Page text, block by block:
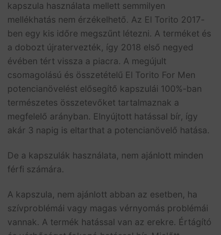
kapszula használata mellett semmilyen
mellékhatás nem érzékelhető. Az El Torito 2017-
ben egy kis időre megszűnt létezni. A terméket és
a dobozt újratervezték, így 2018 első negyed
évében tért vissza a piacra. A megújult
csomagolású és összetételű El Torito For Men
potencianövelést elősegítő kapszulái 100%-ban
természetes összetevőket tartalmaznak a
megfelelő arányban. Elnyújtott hatással bír, így
akár 3 napig is eltarthat a potencianövelő hatása.
De a kapszulák használata, nem ajánlott minden
férfi számára.
A kapszula, nem ajánlott abban az esetben, ha
szívproblémái vagy magas vérnyomás problémái
vannak. A termék hatással van az erekre. Értágító